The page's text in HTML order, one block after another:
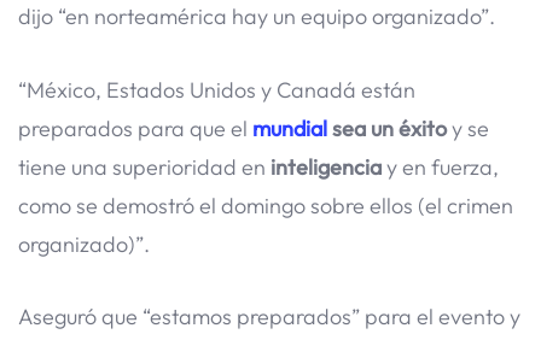
dijo “en norteamérica hay un equipo organizado”.
“México, Estados Unidos y Canadá están
preparados para que el mundialsea un éxitoy se
tiene una superioridad en inteligenciay en fuerza,
como se demostró el domingo sobre ellos (el crimen
organizado)”.
Aseguró que “estamos preparados” para el evento y